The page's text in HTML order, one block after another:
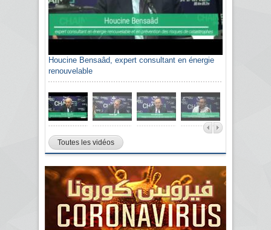
Houcine Bensaâd, expert consultant en énergie
renouvelable
Sami Agli, président de la Confédération
algérienne du patronat citoyen CAPC
Toutes les vidéos